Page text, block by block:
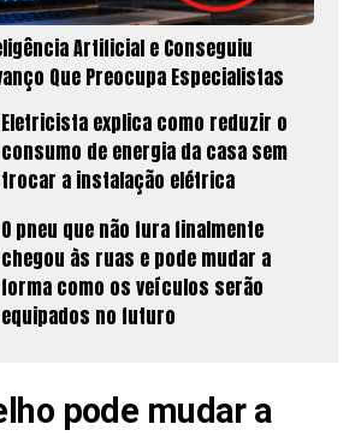
Artificial e Conseguiu
Que Preocupa Especialistas
Eletricista explica como reduzir o
consumo de energia da casa sem
trocar a instalação elétrica
O pneu que não fura finalmente
chegou às ruas e pode mudar a
forma como os veículos serão
equipados no futuro
pode mudar a